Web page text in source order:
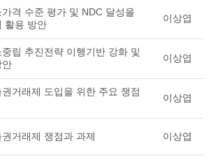
격 수준 평가 및 NDC 달성을
활용 방안
이상엽
립 추진전략 이행기반 강화 및
안
이상엽
거래제 도입을 위한 주요 쟁점
이상엽
거래제 쟁점과 과제 이상엽